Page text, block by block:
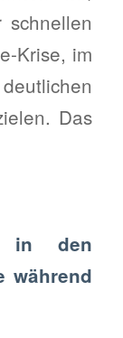
Krise, im
Das
in den
während